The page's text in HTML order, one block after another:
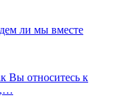
ли мы вместе
Вы относитесь к